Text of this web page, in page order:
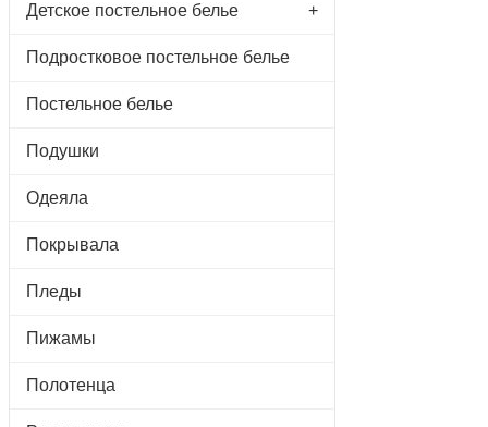
Детское постельное белье +
Подростковое постельное белье
Постельное белье
Подушки
Одеяла
Покрывала
Пледы
Пижамы
Полотенца